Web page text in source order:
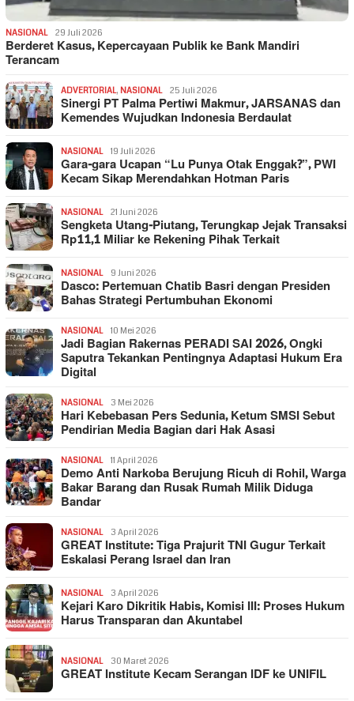
NASIONAL 29 Juli 2026
Berderet Kasus, Kepercayaan Publik ke Bank Mandiri
Terancam
ADVERTORIAL, NASIONAL 25 Juli 2026
Sinergi PT Palma Pertiwi Makmur, JARSANAS dan
Kemendes Wujudkan Indonesia Berdaulat
NASIONAL 19 Juli 2026
Gara-gara Ucapan “Lu Punya Otak Enggak?”, PWI
Kecam Sikap Merendahkan Hotman Paris
NASIONAL 21 Juni 2026
Sengketa Utang-Piutang, Terungkap Jejak Transaksi
Rp11,1 Miliar ke Rekening Pihak Terkait
NASIONAL 9 Juni 2026
Dasco: Pertemuan Chatib Basri dengan Presiden
Bahas Strategi Pertumbuhan Ekonomi
NASIONAL 10 Mei 2026
Jadi Bagian Rakernas PERADI SAI 2026, Ongki
Saputra Tekankan Pentingnya Adaptasi Hukum Era
Digital
NASIONAL 3 Mei 2026
Hari Kebebasan Pers Sedunia, Ketum SMSI Sebut
Pendirian Media Bagian dari Hak Asasi
NASIONAL 11 April 2026
Demo Anti Narkoba Berujung Ricuh di Rohil, Warga
Bakar Barang dan Rusak Rumah Milik Diduga
Bandar
NASIONAL 3 April 2026
GREAT Institute: Tiga Prajurit TNI Gugur Terkait
Eskalasi Perang Israel dan Iran
NASIONAL 3 April 2026
Kejari Karo Dikritik Habis, Komisi III: Proses Hukum
Harus Transparan dan Akuntabel
NASIONAL 30 Maret 2026
GREAT Institute Kecam Serangan IDF ke UNIFIL